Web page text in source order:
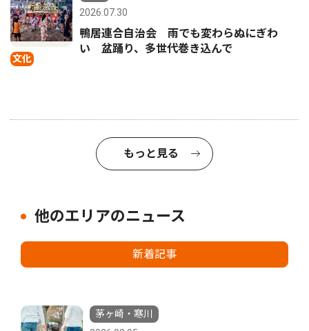
文化
2026.07.30
鴨居連合自治会 雨でも変わらぬにぎわ
い 盆踊り、多世代巻き込んで
もっと見る
他のエリアのニュース
新着記事
茅ヶ崎・寒川